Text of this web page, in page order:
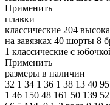
Применить
плавки
классические 204
на завязках 40 шорты 8
1 классические с
Применить
размеры в наличии
32 1 34 1 36 1 38 13 40 95
1 46 150 48 161 50 139 52